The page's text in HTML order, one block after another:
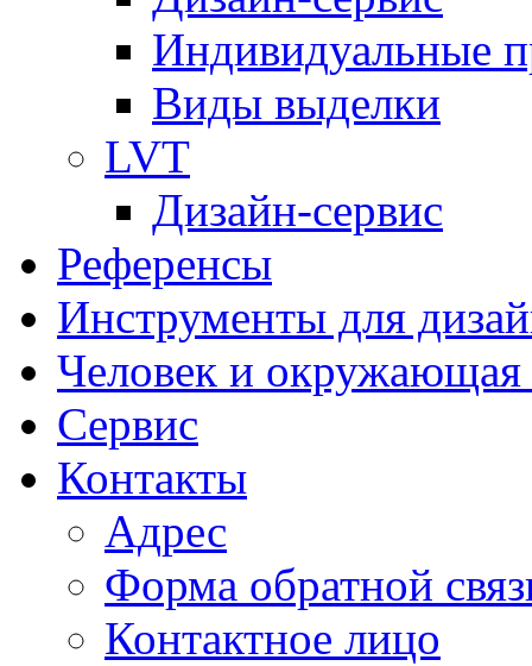
Индивидуальные
Виды выделки
LVT
Дизайн-сервис
Референсы
Инструменты для
Человек и окружающая
Сервис
Контакты
Адрес
Форма обратной
Контактное лицо